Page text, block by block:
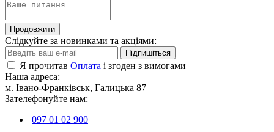
Продовжити
Слідкуйте за новинками та акціями:
Підпишіться
Я прочитав Оплата і згоден з вимогами
Наша адреса:
м. Івано-Франківськ, Галицька 87
Зателефонуйте нам:
097 01 02 900